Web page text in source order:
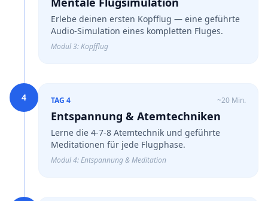
Erlebe deinen ersten Kopfflug — eine geführte
Audio-Simulation eines kompletten Fluges.
Modul 3: Kopfflug
4 TAG 4 ~20 Min.
Entspannung & Atemtechniken
Lerne die 4-7-8 Atemtechnik und geführte
Meditationen für jede Flugphase.
Modul 4: Entspannung & Meditation